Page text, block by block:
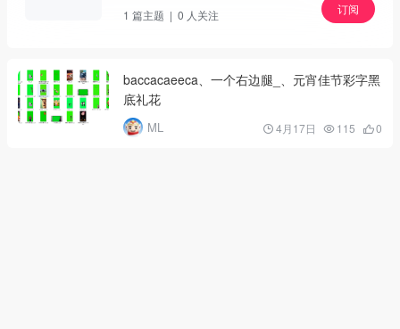
1 篇主题 | 0 人关注 订阅
baccacaeeca、一个右边腿_、元宵佳节彩字黑
底礼花
ML 4月17日 115 0